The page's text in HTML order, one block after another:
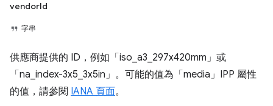
vendorId
字串
供應商提供的 ID，例如「iso_a3_297x420mm」或
「na_index-3x5_3x5in」。可能的值為「media」IPP 屬性
的值，請參閱 IANA 頁面。